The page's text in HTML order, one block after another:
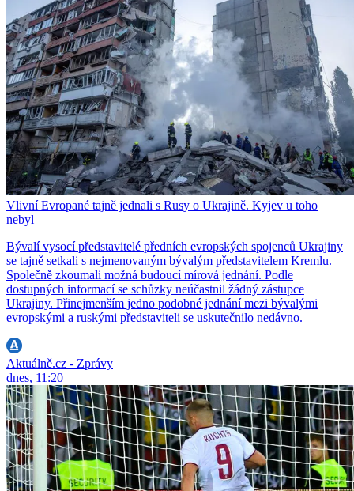
Vlivní Evropané tajně jednali s Rusy o Ukrajině. Kyjev u toho
nebyl
Bývalí vysocí představitelé předních evropských spojenců Ukrajiny
se tajně setkali s nejmenovaným bývalým představitelem Kremlu.
Společně zkoumali možná budoucí mírová jednání. Podle
dostupných informací se schůzky neúčastnil žádný zástupce
Ukrajiny. Přinejmenším jedno podobné jednání mezi bývalými
evropskými a ruskými představiteli se uskutečnilo nedávno.
Aktuálně.cz - Zprávy
dnes, 11:20